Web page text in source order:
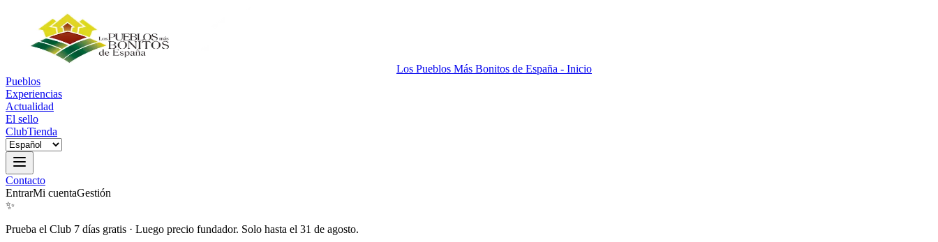
Los Pueblos Más Bonitos de España - Inicio
Pueblos
Experiencias
Actualidad
El sello
ClubTienda
Contacto
EntrarMi cuentaGestión
✨
Prueba el Club 7 días gratis · Luego precio fundador. Solo hasta el 31 de agosto.